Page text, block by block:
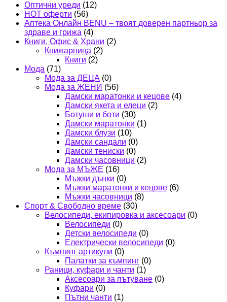
Оптични уреди (12)
HOT оферти (56)
Аптека Онлайн BENU – твоят доверен партньор за
здраве и грижа (4)
Книги, Офис & Храни (2)
Книжарница (2)
Книги (2)
Мода (71)
Мода за ДЕЦА (0)
Мода за ЖЕНИ (56)
Дамски маратонки и кецове (4)
Дамски якета и елеци (2)
Ботуши и боти (30)
Дамски маратонки (1)
Дамски блузи (10)
Дамски сандали (0)
Дамски тениски (0)
Дамски часовници (2)
Мода за МЪЖЕ (16)
Мъжки дънки (0)
Мъжки маратонки и кецове (6)
Мъжки часовници (8)
Спорт & Свободно време (30)
Велосипеди, екипировка и аксесоари (0)
Велосипеди (0)
Детски велосипеди (0)
Електрически велосипеди (0)
Къмпинг артикули (0)
Палатки за къмпинг (0)
Раници, куфари и чанти (1)
Аксесоари за пътуване (0)
Куфари (0)
Пътни чанти (1)